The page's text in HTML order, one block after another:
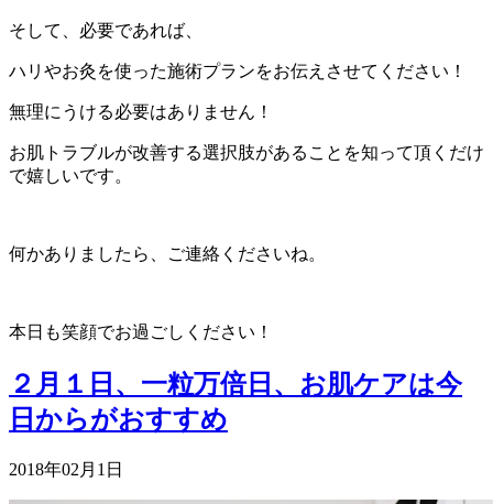
そして、必要であれば、
ハリやお灸を使った施術プランをお伝えさせてください！
無理にうける必要はありません！
お肌トラブルが改善する選択肢があることを知って頂くだけ
で嬉しいです。
何かありましたら、ご連絡くださいね。
本日も笑顔でお過ごしください！
２月１日、一粒万倍日、お肌ケアは今
日からがおすすめ
2018年02月1日